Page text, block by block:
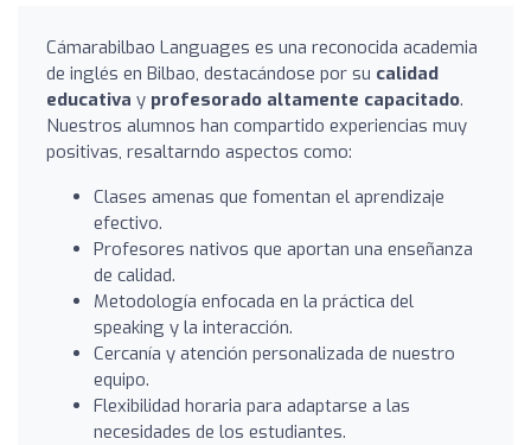
Cámarabilbao Languages es una reconocida academia
de inglés en Bilbao, destacándose por su calidad
educativa y profesorado altamente capacitado.
Nuestros alumnos han compartido experiencias muy
positivas, resaltarndo aspectos como:
Clases amenas que fomentan el aprendizaje
efectivo.
Profesores nativos que aportan una enseñanza
de calidad.
Metodología enfocada en la práctica del
speaking y la interacción.
Cercanía y atención personalizada de nuestro
equipo.
Flexibilidad horaria para adaptarse a las
necesidades de los estudiantes.